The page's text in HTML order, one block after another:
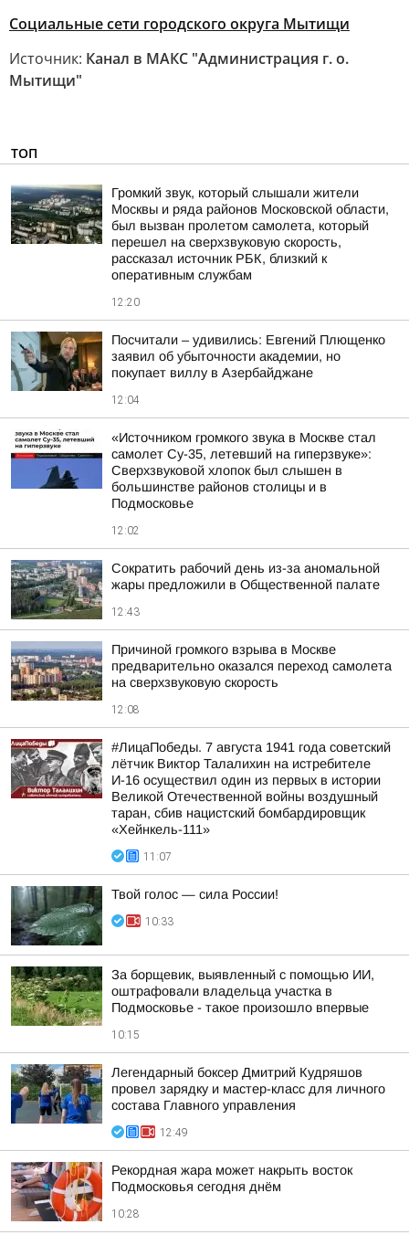
Социальные сети городского округа Мытищи
Источник: Канал в МАКС "Администрация г. о.
Мытищи"
ТОП
Громкий звук, который слышали жители
Москвы и ряда районов Московской области,
был вызван пролетом самолета, который
перешел на сверхзвуковую скорость,
рассказал источник РБК, близкий к
оперативным службам
12:20
Посчитали – удивились: Евгений Плющенко
заявил об убыточности академии, но
покупает виллу в Азербайджане
12:04
«Источником громкого звука в Москве стал
самолет Су-35, летевший на гиперзвуке»:
Сверхзвуковой хлопок был слышен в
большинстве районов столицы и в
Подмосковье
12:02
Сократить рабочий день из-за аномальной
жары предложили в Общественной палате
12:43
Причиной громкого взрыва в Москве
предварительно оказался переход самолета
на сверхзвуковую скорость
12:08
#ЛицаПобеды. 7 августа 1941 года советский
лётчик Виктор Талалихин на истребителе
И-16 осуществил один из первых в истории
Великой Отечественной войны воздушный
таран, сбив нацистский бомбардировщик
«Хейнкель-111»
11:07
Твой голос — сила России!
10:33
За борщевик, выявленный с помощью ИИ,
оштрафовали владельца участка в
Подмосковье - такое произошло впервые
10:15
Легендарный боксер Дмитрий Кудряшов
провел зарядку и мастер-класс для личного
состава Главного управления
12:49
Рекордная жара может накрыть восток
Подмосковья сегодня днём
10:28